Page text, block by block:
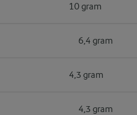
10 gram
6,4 gram
4,3 gram
4,3 gram